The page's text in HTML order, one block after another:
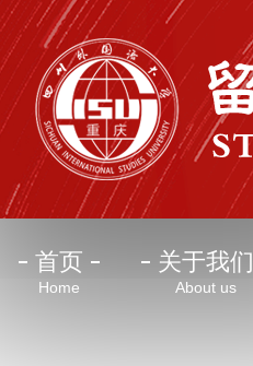
首页
Home
关于我们
About us